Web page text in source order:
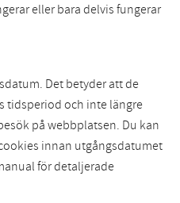
eller bara delvis fungerar
Det betyder att de
tidsperiod och inte längre
på webbplatsen. Du kan
innan utgångsdatumet
för detaljerade